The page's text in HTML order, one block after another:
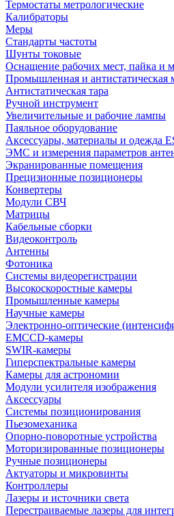
Термостаты метрологические
Калибраторы
Меры
Стандарты частоты
Шунты токовые
Оснащение рабочих мест, пайка и
Промышленная и антистатическая
Антистатическая тара
Ручной инструмент
Увеличительные и рабочие лампы
Паяльное оборудование
Аксессуары, материалы и одежда
ЭМС и измерения параметров
Экранированные помещения
Прецизионные позиционеры
Конвертеры
Модули СВЧ
Матрицы
Кабельные сборки
Видеоконтроль
Антенны
Фотоника
Cистемы видеорегистрации
Высокоскоростные камеры
Промышленные камеры
Научные камеры
Электронно-оптические
EMCCD-камеры
SWIR-камеры
Гиперспектральные камеры
Камеры для астрономии
Модули усилителя изображения
Аксессуары
Системы позиционирования
Пьезомеханика
Опорно-поворотные устройства
Моторизированные позиционеры
Ручные позиционеры
Актуаторы и микровинты
Контроллеры
Лазеры и источники света
Перестраиваемые лазеры для